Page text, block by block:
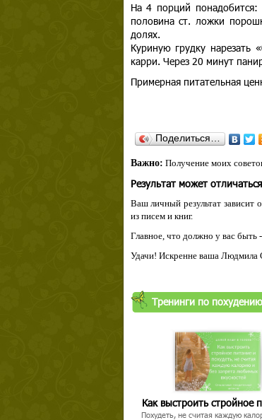
На 4 порций
половина ст. ложки
долях.
Куриную грудку нарезать
карри. Через 20 минут
Примерная питательная
Поделиться…
Важно: Получение моих
Результат может
Ваш личный результат зависит
из писем и книг.
Главное, что должно у вас быть
Удачи! Искренне ваша Людмила
Тренинги по похудению
Как выстроить стройное
Похудеть, не считая каждую